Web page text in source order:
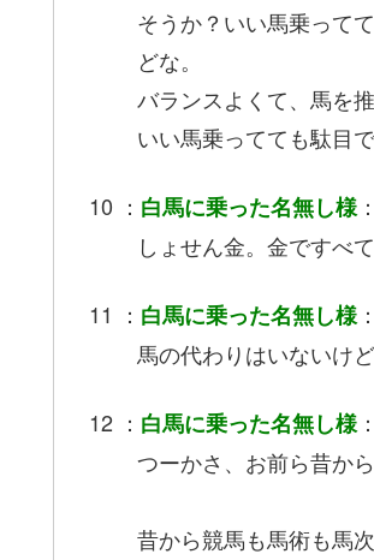
そうか？いい馬乗って
どな。
バランスよくて、馬を
いい馬乗ってても駄目で
10 ： 白馬に乗った名無し様
しょせん金。金ですべ
11 ： 白馬に乗った名無し様
馬の代わりはいないけ
12 ： 白馬に乗った名無し様
つーかさ、お前ら昔か
昔から競馬も馬術も馬